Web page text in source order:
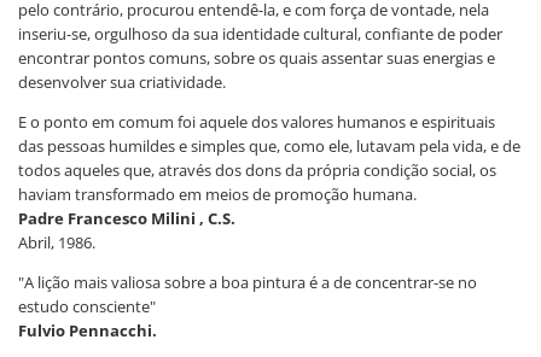
pelo contrário, procurou entendê-la, e com força de vontade, nela
inseriu-se, orgulhoso da sua identidade cultural, confiante de poder
encontrar pontos comuns, sobre os quais assentar suas energias e
desenvolver sua criatividade.
E o ponto em comum foi aquele dos valores humanos e espirituais
das pessoas humildes e simples que, como ele, lutavam pela vida, e de
todos aqueles que, através dos dons da própria condição social, os
haviam transformado em meios de promoção humana.
Padre Francesco Milini , C.S.
Abril, 1986.
"A lição mais valiosa sobre a boa pintura é a de concentrar-se no
estudo consciente"
Fulvio Pennacchi.